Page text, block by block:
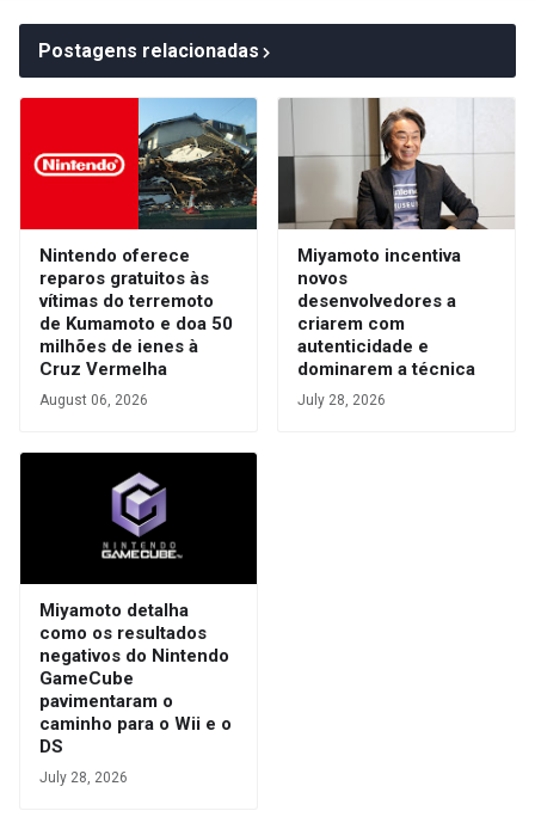
Postagens relacionadas
Nintendo oferece
reparos gratuitos às
vítimas do terremoto
de Kumamoto e doa 50
milhões de ienes à
Cruz Vermelha
August 06, 2026
Miyamoto incentiva
novos
desenvolvedores a
criarem com
autenticidade e
dominarem a técnica
July 28, 2026
Miyamoto detalha
como os resultados
negativos do Nintendo
GameCube
pavimentaram o
caminho para o Wii e o
DS
July 28, 2026